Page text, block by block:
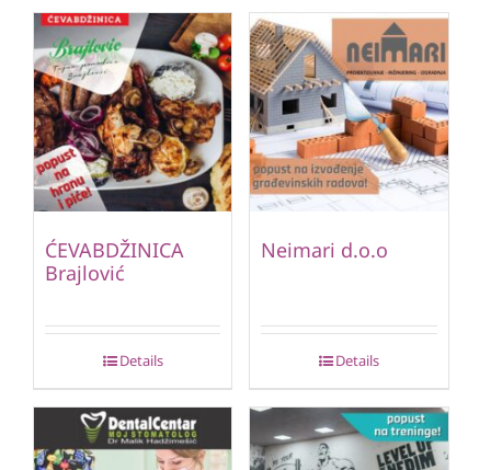
ĆEVABDŽINICA
Brajlović
Details
Neimari d.o.o
Details